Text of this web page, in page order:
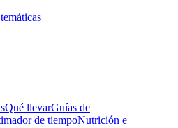
Qué llevarGuías de
de tiempoNutrición e